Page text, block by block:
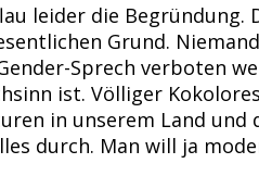
leider die
Grund.
Sprech verboten
ist. Völliger
in unserem Land
durch. Man will ja